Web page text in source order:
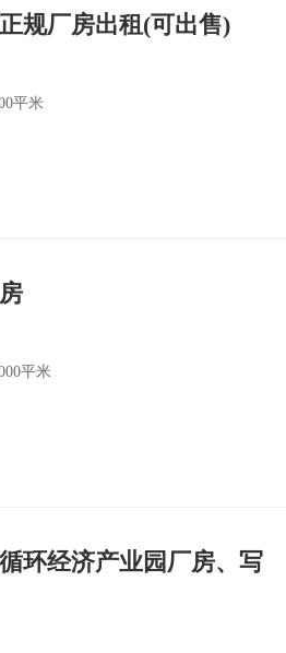
规厂房出租(可出售)
平米
平米
环经济产业园厂房、写